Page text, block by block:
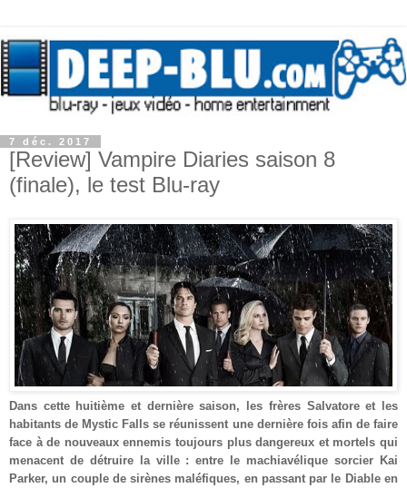
7 déc. 2017
[Review] Vampire Diaries saison 8
(finale), le test Blu-ray
Dans cette huitième et dernière saison, les frères Salvatore et les
habitants de Mystic Falls se réunissent une dernière fois afin de faire
face à de nouveaux ennemis toujours plus dangereux et mortels qui
menacent de détruire la ville : entre le machiavélique sorcier Kai
Parker, un couple de sirènes maléfiques, en passant par le Diable en